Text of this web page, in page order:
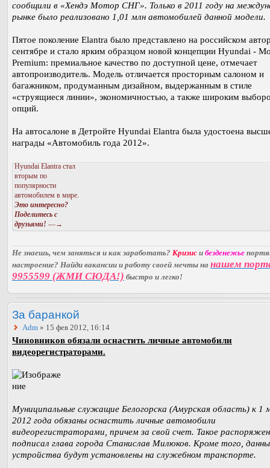
сообщили в «Хендэ Мотор СНГ». Только в 2011 году на
рынке было реализовано 1,01 млн автомобилей данной модели.
Пятое поколение Elantra было представлено на российском
сентябре и стало ярким образцом новой концепции Hyundai -
Premium: премиальное качество по доступной цене, отмечает
автопроизводитель. Модель отличается просторным салоном и
багажником, продуманным дизайном, выдержанным в стиле
«cтруящиеся линии», экономичностью, а также широким
опций.
На автосалоне в Детройте Hyundai Elantra была удостоена
награды «Автомобиль года 2012».
Hyundai Elantra стал
вторым по
популярности
автомобилем в мире.
Это интересно?
Поделитесь с
друзьями! —→
Не знаешь, чем заняться и как заработать? Кризис и безденежье
настроение? Найди вакансии и работу своей мечты на нашем
9955599 (ЖМИ СЮДА!) быстро и легко!
За баранкой
Adm » 15 фев 2012, 16:14
Чиновников обязали оснастить личные автомобили
видеорегистраторами.
Муниципальные служащие Белогорска (Амурская область) к 1
2012 года обязаны оснастить личные автомобили
видеорегистраторами, причем за свой счет. Такое
подписал глава города Станислав Милюков. Кроме того,
устройства будут установлены на служебном транспорте.